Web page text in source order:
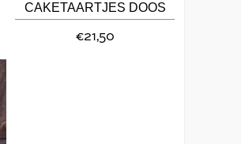
CAKETAARTJES DOOS
10ST
€21,50